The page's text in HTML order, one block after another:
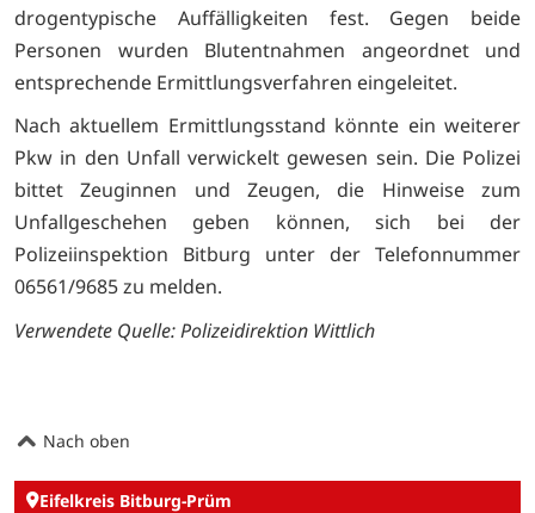
drogentypische Auffälligkeiten fest. Gegen beide
Personen wurden Blutentnahmen angeordnet und
entsprechende Ermittlungsverfahren eingeleitet.
Nach aktuellem Ermittlungsstand könnte ein weiterer
Pkw in den Unfall verwickelt gewesen sein. Die Polizei
bittet Zeuginnen und Zeugen, die Hinweise zum
Unfallgeschehen geben können, sich bei der
Polizeiinspektion Bitburg unter der Telefonnummer
06561/9685 zu melden.
Verwendete Quelle: Polizeidirektion Wittlich
Nach oben
Eifelkreis Bitburg-Prüm